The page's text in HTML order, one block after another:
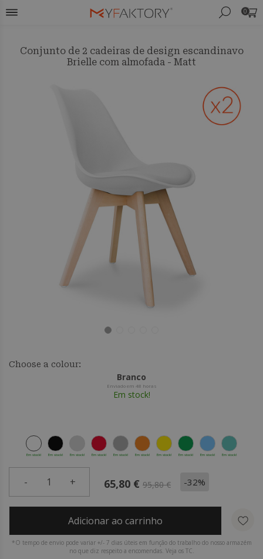
0
Conjunto de 2 cadeiras de design escandinavo
Brielle com almofada - Matt
Choose a colour:
Branco
Enviado em 48 horas
Em stock!
Em stock! Em stock! Em stock! Em stock! Em stock! Em stock! Em stock! Em stock! Em stock! Em stock!
- 1 + 65,80 € 95,80 € -32%
Adicionar ao carrinho
*O tempo de envio pode variar +/- 7 dias úteis em função do trabalho do nosso armazém
no que diz respeito a encomendas. Veja os TC.